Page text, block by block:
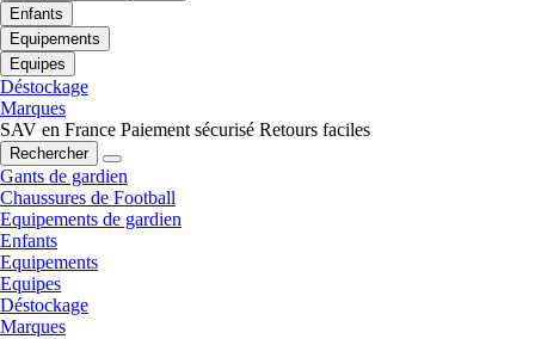
Enfants
Equipements
Equipes
Déstockage
Marques
SAV en France Paiement sécurisé Retours faciles
Rechercher
Gants de gardien
Chaussures de Football
Equipements de gardien
Enfants
Equipements
Equipes
Déstockage
Marques